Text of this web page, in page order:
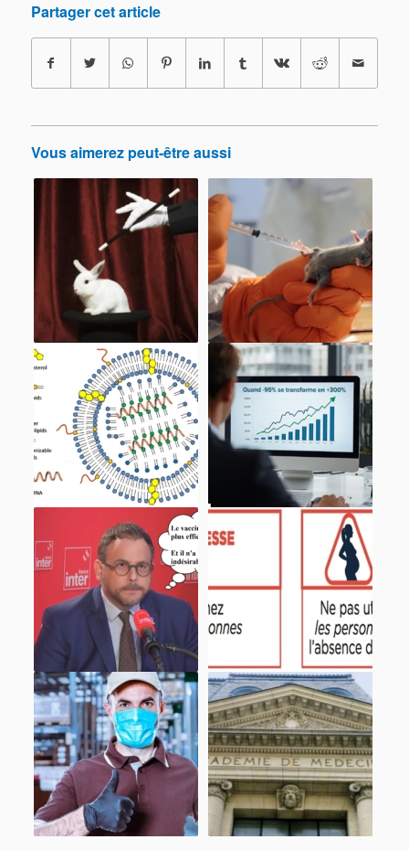
Partager cet article
Vous aimerez peut-être aussi